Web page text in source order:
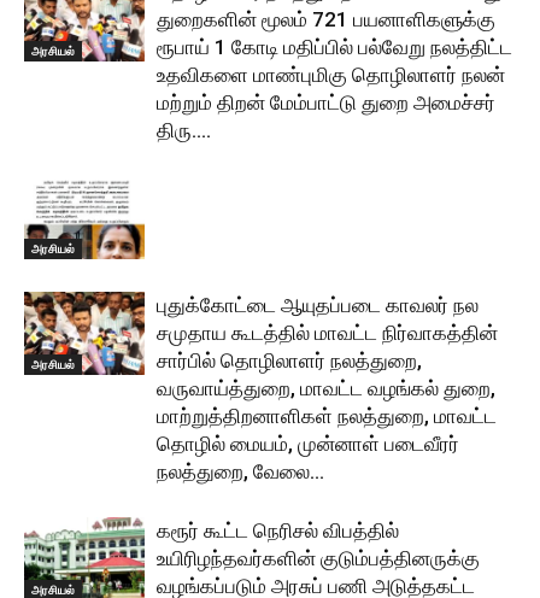
அரசியல்
துறைகளின் மூலம் 721 பயனாளிகளுக்கு
ரூபாய் 1 கோடி மதிப்பில் பல்வேறு நலத்திட்ட
உதவிகளை மாண்புமிகு தொழிலாளர் நலன்
மற்றும் திறன் மேம்பாட்டு துறை அமைச்சர்
திரு....
அரசியல்
அரசியல்
புதுக்கோட்டை ஆயுதப்படை காவலர் நல
சமுதாய கூடத்தில் மாவட்ட நிர்வாகத்தின்
சார்பில் தொழிலாளர் நலத்துறை,
வருவாய்த்துறை, மாவட்ட வழங்கல் துறை,
மாற்றுத்திறனாளிகள் நலத்துறை, மாவட்ட
தொழில் மையம், முன்னாள் படைவீரர்
நலத்துறை, வேலை...
அரசியல்
கரூர் கூட்ட நெரிசல் விபத்தில்
உயிரிழந்தவர்களின் குடும்பத்தினருக்கு
வழங்கப்படும் அரசுப் பணி அடுத்தகட்ட